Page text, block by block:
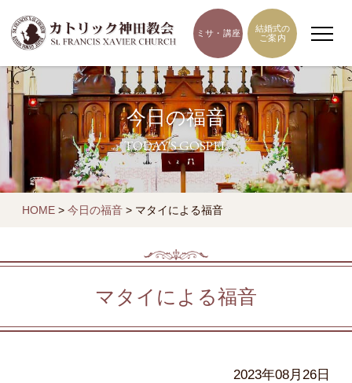
ミサ・講座
結婚式の
ご案内
今日の福音
TODAY'S GOSPEL
HOME > 今日の福音 > マタイによる福音
マタイによる福音
2023年08月26日